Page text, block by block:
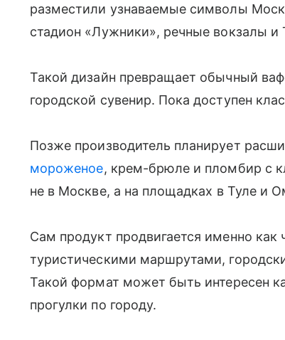
разместили узнаваемые символы
стадион «Лужники», речные вокзалы
Такой дизайн превращает обычный
городской сувенир. Пока доступен
Позже производитель планирует
мороженое, крем-брюле и пломбир с
не в Москве, а на площадках в Туле и
Сам продукт продвигается именно как
туристическими маршрутами,
Такой формат может быть интересен
прогулки по городу.